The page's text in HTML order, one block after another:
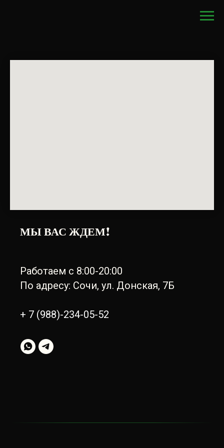
МЫ ВАС ЖДЕМ!
Работаем с 8:00-20:00
По адресу: Сочи, ул. Донская, 7Б
+ 7 (988)-234-05-52